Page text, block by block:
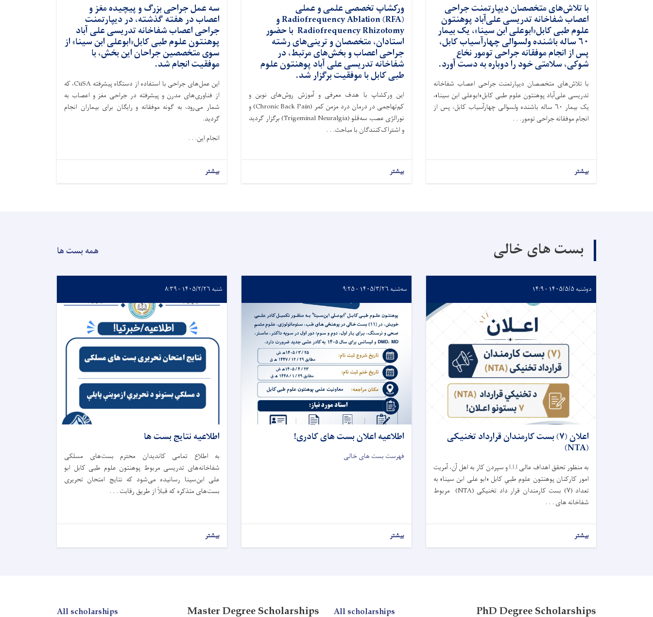
با تلاش‌های متخصصان دیپارتمنت جراحی
اعصاب شفاخانه تدریسی علی‌آباد پوهنتون
علوم طبی کابل«ابوعلی ابن سینا»، یک بیمار
۶۰ ساله باشنده ولسوالی چهارآسیاب کابل،
پس از انجام موفقانه جراحی تومور نخاع
شوکی، سلامتی خود را دوباره به دست آورد.
با تلاش‌های متخصصان دیپارتمنت جراحی اعصاب شفاخانه
تدریسی علی‌آباد پوهنتون علوم طبی کابل«ابوعلی ابن سینا»،
یک بیمار ۶۰ ساله باشنده ولسوالی چهارآسیاب کابل، پس از
انجام موفقانه جراحی تومور. . .
بیشتر
ورکشاپ تخصصی علمی و عملی
Radiofrequency Ablation (RFA) و
Radiofrequency Rhizotomy با حضور
استادان، متخصصان و ترینی‌های رشته
جراحی اعصاب و بخش‌های مرتبط، در
شفاخانه تدریسی علی آباد پوهنتون علوم
طبی کابل با موفقیت برگزار شد.
این ورکشاپ با هدف معرفی و آموزش روش‌های نوین و
کم‌تهاجمی در درمان درد مزمن کمر (Chronic Back Pain) و
نورالژی عصب سه‌قلو (Trigeminal Neuralgia) برگزار گردید
و اشتراک‌کنندگان با مباحث. . .
بیشتر
سه عمل جراحی بزرگ و پیچیده مغز و
اعصاب در هفته گذشته، در دیپارتمنت
جراحی اعصاب شفاخانه تدریسی علی آباد
پوهنتون علوم طبی کابل«ابوعلی ابن سینا» از
سوی متخصصین جراحان این بخش، با
موفقیت انجام شد.
این عمل‌های جراحی با استفاده از دستگاه پیشرفته CuSA، که
از فناوری‌های مدرن و پیشرفته در جراحی مغز و اعصاب به
شمار می‌رود، به گونه موفقانه و رایگان برای بیماران انجام
گردید.
انجام این. . .
بیشتر
بست های خالی همه بست ها
دوشنبه ۱۴۰۵/۵/۵ - ۱۴:۹
اعلان (۷) بست کارمندان قرارداد تخنیکی
(NTA)
به منظور تحقق اهداف عالی ا.ا.ا و سپردن کار به اهل آن، آمریت
امور کارکنان پوهنتون علوم طبي کابل «ابو علی ابن سینا» به
تعداد (۷) بست کارمندان قرار داد تخنیکی (NTA) مربوط
شفاخانه های . . .
بیشتر
سه‌شنبه ۱۴۰۵/۳/۲۶ - ۹:۲۵
اطلاعیه اعلان بست های کادری!
فهرست بست های خالی
بیشتر
شنبه ۱۴۰۵/۲/۲۶ - ۸:۳۹
اطلاعیه نتایج بست ها
به اطلاع تمامی کاندیدان محترم بست‌های مسلکی
شفاخانه‌های تدریسی مربوط پوهنتون علوم طبی کابل ابو
علی ابن‌سینا رسانیده می‌شود که نتایج امتحان تحریری
بست‌های متذکره که قبلاً از طریق رقابت . . .
بیشتر
PhD Degree Scholarships
All scholarships
Master Degree Scholarships
All scholarships